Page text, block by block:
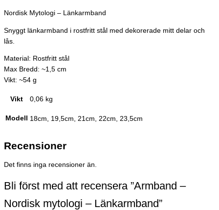
Nordisk Mytologi – Länkarmband
Snyggt länkarmband i rostfritt stål med dekorerade mitt delar och
lås.
Material: Rostfritt stål
Max Bredd: ~1,5 cm
Vikt: ~54 g
Vikt 0,06 kg
Modell 18cm, 19,5cm, 21cm, 22cm, 23,5cm
Recensioner
Det finns inga recensioner än.
Bli först med att recensera ”Armband –
Nordisk mytologi – Länkarmband”